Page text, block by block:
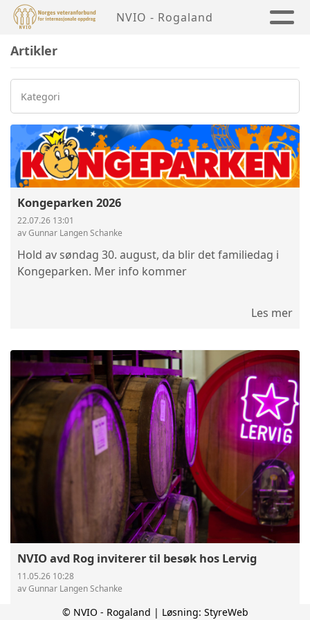
NVIO - Rogaland
Artikler
Kategori
Kongeparken 2026
22.07.26 13:01
av Gunnar Langen Schanke
Hold av søndag 30. august, da blir det familiedag i
Kongeparken. Mer info kommer
Les mer
NVIO avd Rog inviterer til besøk hos Lervig
11.05.26 10:28
av Gunnar Langen Schanke
NVIO avd Rogaland inviterer til medlems besøk hos
© NVIO - Rogaland | Løsning: StyreWeb